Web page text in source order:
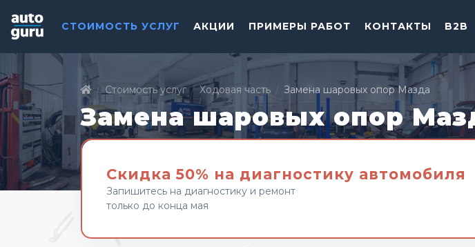
СТОИМОСТЬ УСЛУГ АКЦИИ ПРИМЕРЫ РАБОТ КОНТАКТЫ B2B
Стоимость услуг Ходовая часть Замена шаровых опор Мазда
Замена шаровых опор
Скидка 50% на диагностику автомобиля
Запишитесь на диагностику и ремонт
только до конца мая